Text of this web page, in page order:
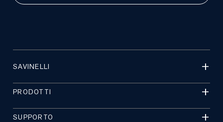
SAVINELLI
PRODOTTI
SUPPORTO